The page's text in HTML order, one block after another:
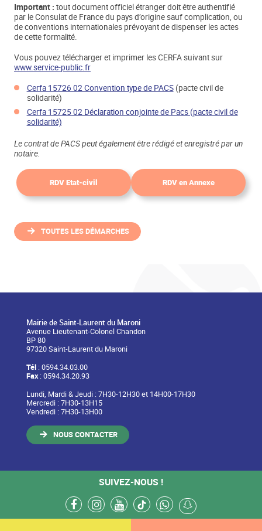
Important : tout document officiel étranger doit être authentifié
par le Consulat de France du pays d’origine sauf complication, ou
de conventions internationales prévoyant de dispenser les actes
de cette formalité.
Vous pouvez télécharger et imprimer les CERFA suivant sur
www.service-public.fr
Cerfa 15726 02 Convention type de PACS(pacte civil de
solidarité)
Cerfa 15725 02 Déclaration conjointe de Pacs (pacte civil de
solidarité)
Le contrat de PACS peut également être rédigé et enregistré par un
notaire.
RDV Etat-civil RDV en Annexe
TOUTES LES DÉMARCHES
Mairie de Saint-Laurent du Maroni
Avenue Lieutenant-Colonel Chandon
BP 80
97320 Saint-Laurent du Maroni
Tél: 0594.34.03.00
Fax: 0594.34.20.93
Lundi, Mardi & Jeudi : 7H30-12H30 et 14H00-17H30
Mercredi : 7H30-13H15
Vendredi : 7H30-13H00
NOUS CONTACTER
SUIVEZ-NOUS !
facebookinstagram
youtube
tiktokwhatsappsnapchat